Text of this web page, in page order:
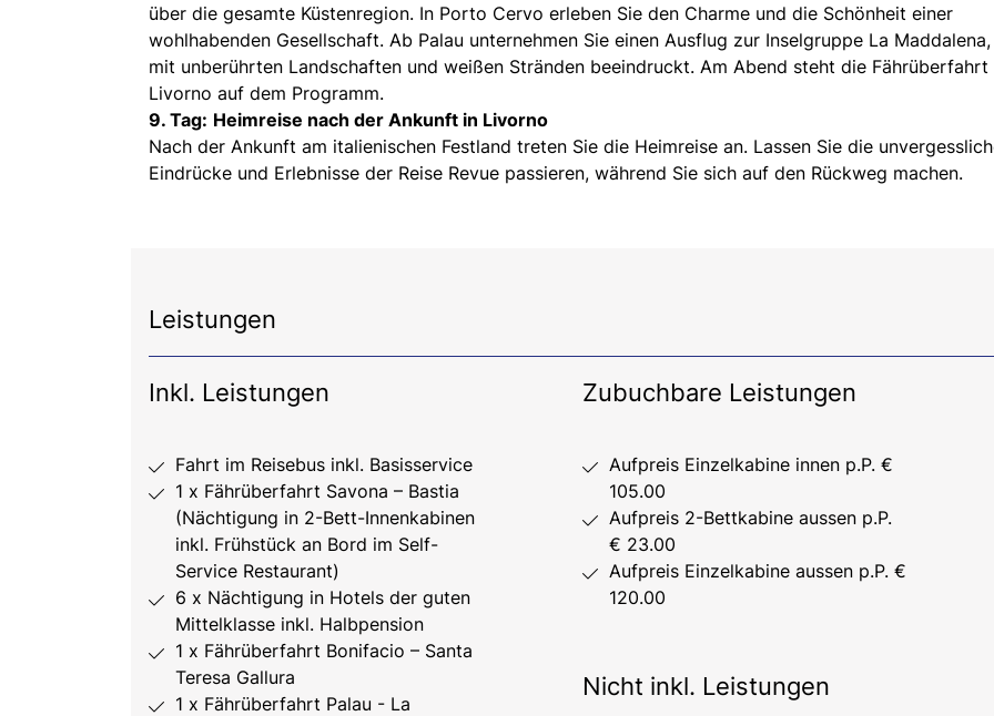
über die gesamte Küstenregion. In Porto Cervo erleben Sie den Charme und die Schönheit einer
wohlhabenden Gesellschaft. Ab Palau unternehmen Sie einen Ausflug zur Inselgruppe La
mit unberührten Landschaften und weißen Stränden beeindruckt. Am Abend steht die Fährüberfahrt
Livorno auf dem Programm.
9. Tag: Heimreise nach der Ankunft in Livorno
Nach der Ankunft am italienischen Festland treten Sie die Heimreise an. Lassen Sie die
Eindrücke und Erlebnisse der Reise Revue passieren, während Sie sich auf den Rückweg machen.
Leistungen
Inkl. Leistungen
Fahrt im Reisebus inkl. Basisservice
1 x Fährüberfahrt Savona – Bastia
(Nächtigung in 2-Bett-Innenkabinen
inkl. Frühstück an Bord im Self-
Service Restaurant)
6 x Nächtigung in Hotels der guten
Mittelklasse inkl. Halbpension
1 x Fährüberfahrt Bonifacio – Santa
Teresa Gallura
1 x Fährüberfahrt Palau - La
Zubuchbare Leistungen
Aufpreis Einzelkabine innen p.P. €
105.00
Aufpreis 2-Bettkabine aussen p.P.
€ 23.00
Aufpreis Einzelkabine aussen p.P. €
120.00
Nicht inkl. Leistungen